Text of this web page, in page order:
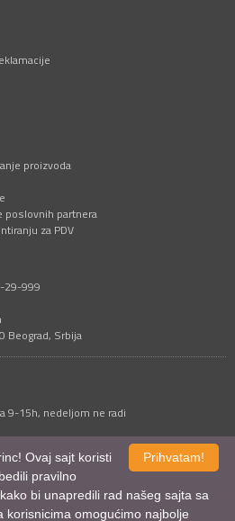
proizvoda
poslovnih partnera
za PDV
29-999
Beograd, Srbija
9-15h, nedeljom ne radi
dinarima. PDV je uračunat u cenu.
2026. Sva prava su zadržana.
Prihvatam!
Ovaj sajt koristi
pravilno
bi unapredili rad našeg sajta sa
korisnicima omogućimo najbolje